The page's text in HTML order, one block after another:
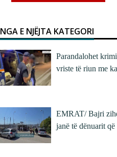
NGA E NJËJTA KATEGORI
Parandalohet
vriste të riun me
EMRAT/ Bajri
janë të dënuarit